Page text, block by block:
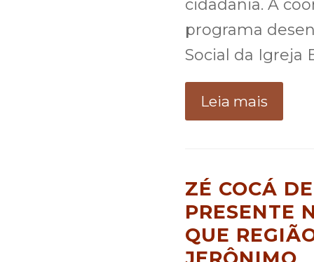
cidadania. A
programa
Social da Igreja
Leia mais
ZÉ COCÁ
PRESENTE
QUE